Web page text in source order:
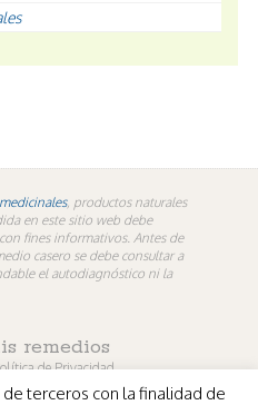
, productos naturales
en este sitio web debe
fines informativos. Antes de
casero se debe consultar a
el autodiagnóstico ni la
remedios
de Privacidad
terceros con la finalidad de